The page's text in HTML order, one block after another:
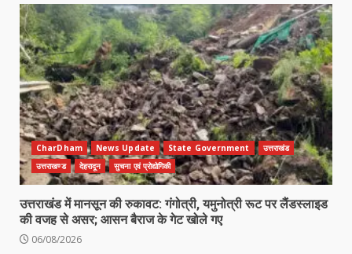
CharDham News Update State Government
उत्तराखंड
उत्तराखण्ड
देहरादून सुचना एवं प्रोद्योगिकी
उत्तराखंड में मानसून की रुकावट: गंगोत्री, यमुनोत्री रूट पर लैंडस्लाइड
की वजह से असर; आसन बैराज के गेट खोले गए
06/08/2026